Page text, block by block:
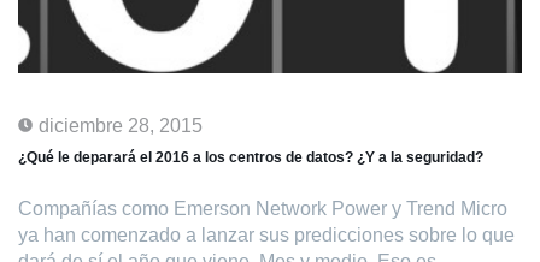
diciembre 28, 2015
¿Qué le deparará el 2016 a los centros de datos? ¿Y a la seguridad?
Compañías como Emerson Network Power y Trend Micro
ya han comenzado a lanzar sus predicciones sobre lo que